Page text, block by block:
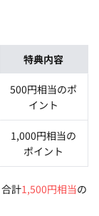
特典内容
500円相当のポ
イント
1,000円相当の
ポイント
計1,500円相当の